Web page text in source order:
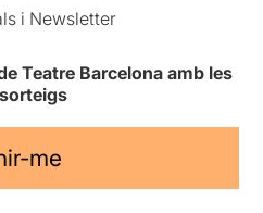
i Newsletter
Teatre Barcelona amb les
me